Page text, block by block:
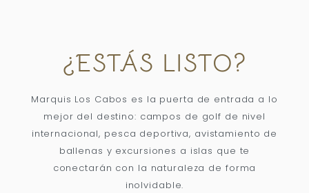
¿ESTÁS LISTO?
Marquis Los Cabos es la puerta de entrada a lo
mejor del destino: campos de golf de nivel
internacional, pesca deportiva, avistamiento de
ballenas y excursiones a islas que te
conectarán con la naturaleza de forma
inolvidable.